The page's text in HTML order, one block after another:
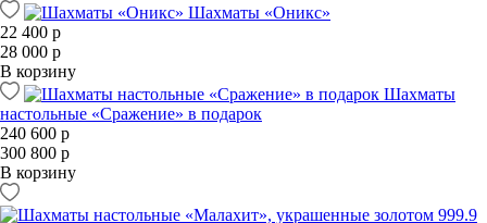
Шахматы «Оникс»
22 400 р
28 000 р
В корзину
Шахматы
настольные «Сражение» в подарок
240 600 р
300 800 р
В корзину